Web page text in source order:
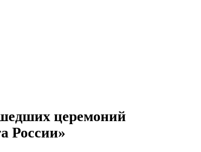
церемоний
России»